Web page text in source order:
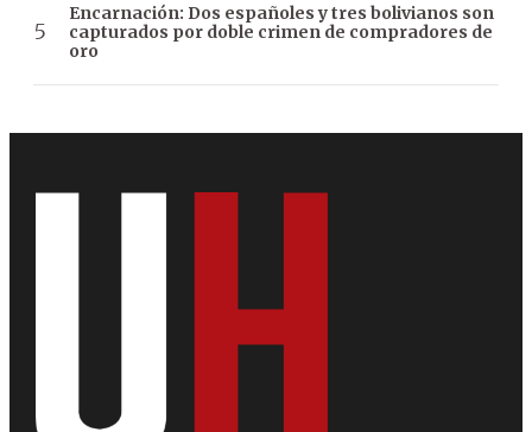
Encarnación: Dos españoles y tres bolivianos son
capturados por doble crimen de compradores de
oro